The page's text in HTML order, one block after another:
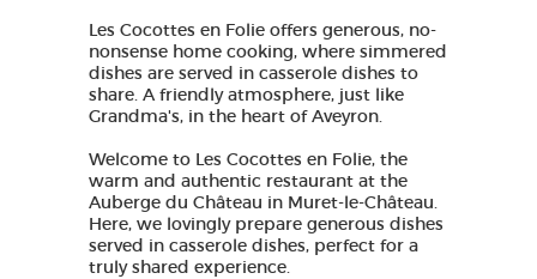
Les Cocottes en Folie offers generous, no-
nonsense home cooking, where simmered
dishes are served in casserole dishes to
share. A friendly atmosphere, just like
Grandma's, in the heart of Aveyron.
Welcome to Les Cocottes en Folie, the
warm and authentic restaurant at the
Auberge du Château in Muret-le-Château.
Here, we lovingly prepare generous dishes
served in casserole dishes, perfect for a
truly shared experience.